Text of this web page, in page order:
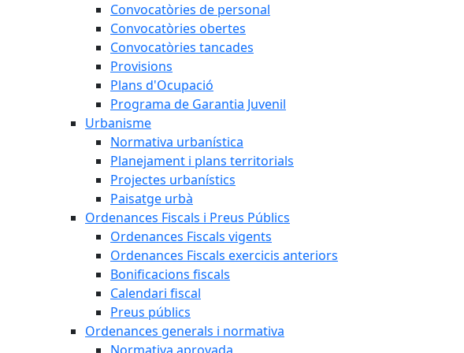
Convocatòries de personal
Convocatòries obertes
Convocatòries tancades
Provisions
Plans d'Ocupació
Programa de Garantia Juvenil
Urbanisme
Normativa urbanística
Planejament i plans territorials
Projectes urbanístics
Paisatge urbà
Ordenances Fiscals i Preus Públics
Ordenances Fiscals vigents
Ordenances Fiscals exercicis anteriors
Bonificacions fiscals
Calendari fiscal
Preus públics
Ordenances generals i normativa